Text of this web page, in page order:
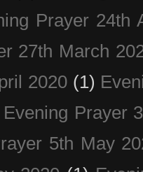
Prayer 24th
27th March
2020 (1)
Evening Prayer
5th May